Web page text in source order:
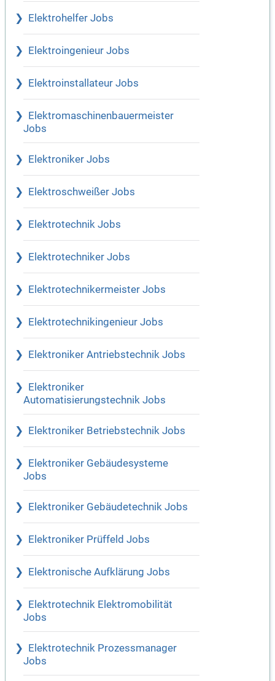
Elektrohelfer Jobs
Elektroingenieur Jobs
Elektroinstallateur Jobs
Elektromaschinenbauermeister
Jobs
Elektroniker Jobs
Elektroschweißer Jobs
Elektrotechnik Jobs
Elektrotechniker Jobs
Elektrotechnikermeister Jobs
Elektrotechnikingenieur Jobs
Elektroniker Antriebstechnik Jobs
Elektroniker
Automatisierungstechnik Jobs
Elektroniker Betriebstechnik Jobs
Elektroniker Gebäudesysteme
Jobs
Elektroniker Gebäudetechnik Jobs
Elektroniker Prüffeld Jobs
Elektronische Aufklärung Jobs
Elektrotechnik Elektromobilität
Jobs
Elektrotechnik Prozessmanager
Jobs